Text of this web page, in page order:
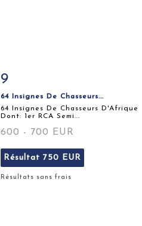
Fiche détaillée
9
64 Insignes De Chasseurs...
64 Insignes De Chasseurs D'Afrique
Dont: 1er RCA Semi...
600 - 700 EUR
Résultat 750 EUR
Résultats sans frais